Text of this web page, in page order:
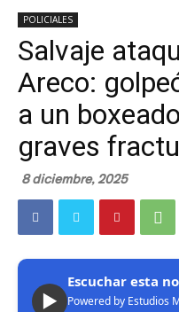
POLICIALES
Salvaje
Areco:
a un
graves
8 diciembre, 2025
▶
Escuchar esta
Powered by Estudios